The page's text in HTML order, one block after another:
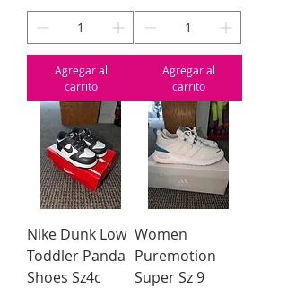
Agregar al
carrito
Agregar al
carrito
Nike Dunk Low
Toddler Panda
Shoes Sz4c
Women
Puremotion
Super Sz 9